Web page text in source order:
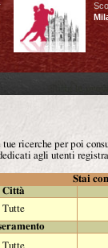
ricerche per poi
agli utenti
Stai
Città
Tutte